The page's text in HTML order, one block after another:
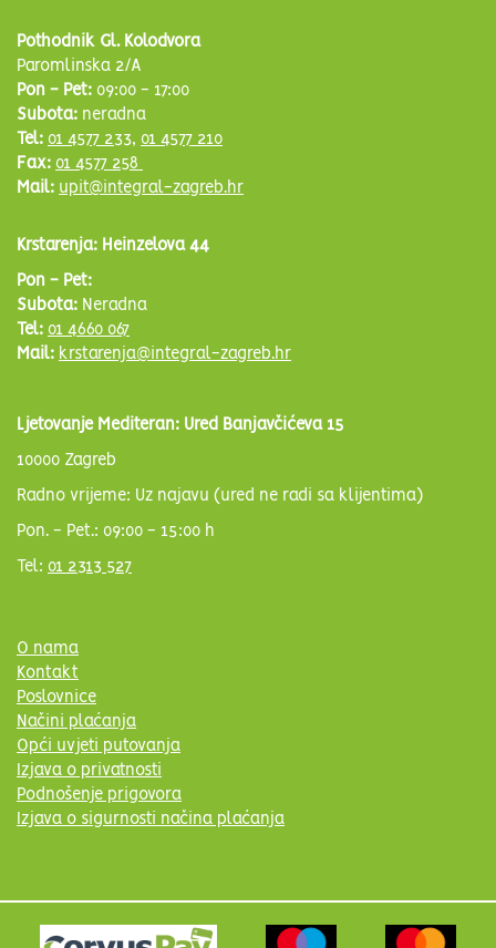
Pothodnik Gl. Kolodvora
Paromlinska 2/A
Pon - Pet: 09:00 - 17:00
Subota: neradna
Tel: 01 4577 233, 01 4577 210
Fax: 01 4577 258
Mail: upit@integral-zagreb.hr
Krstarenja: Heinzelova 44
Pon - Pet:
Subota: Neradna
Tel: 01 4660 067
Mail: krstarenja@integral-zagreb.hr
Ljetovanje Mediteran: Ured Banjavčićeva 15
10000 Zagreb
Radno vrijeme: Uz najavu (ured ne radi sa klijentima)
Pon. - Pet.: 09:00 - 15:00 h
Tel: 01 2313 527
O nama
Kontakt
Poslovnice
Načini plaćanja
Opći uvjeti putovanja
Izjava o privatnosti
Podnošenje prigovora
Izjava o sigurnosti načina plaćanja